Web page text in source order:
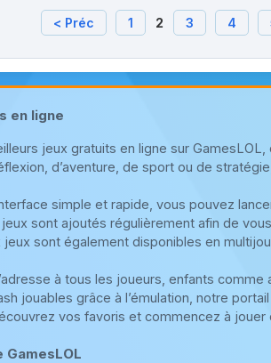
< Préc 1 2 3 4
en ligne
jeux gratuits en ligne sur
d’aventure, de sport ou de
simple et rapide, vous pouvez
sont ajoutés régulièrement afin de
jeux sont également disponibles en
à tous les joueurs, enfants
jouables grâce à l’émulation, notre
vos favoris et commencez à jouer